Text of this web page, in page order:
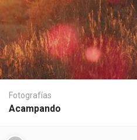
Fotografías
Acampando